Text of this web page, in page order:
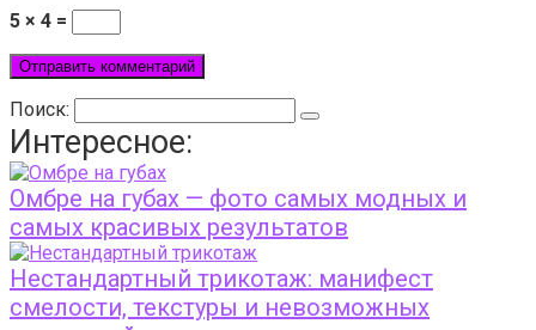
5 × 4 =
Поиск:
Интересное:
Омбре на губах — фото самых модных и
самых красивых результатов
Нестандартный трикотаж: манифест
смелости, текстуры и невозможных